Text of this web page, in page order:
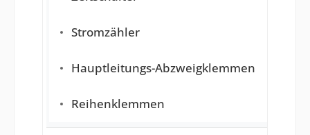
Stromzähler
Hauptleitungs-Abzweigklemmen
Reihenklemmen